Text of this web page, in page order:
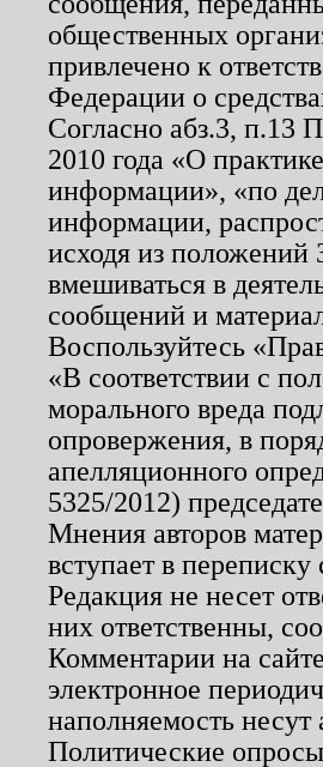
общественных
привлечено к
Федерации о
Согласно абз.3, п.13
2010 года «О
информации», «по
информации,
исходя из положений
вмешиваться в
сообщений и
Воспользуйтесь
«В соответствии с
морального вреда
опровержения, в
апелляционного
5325/2012)
Мнения авторов
вступает в переписку
Редакция не несет
них ответственны,
Комментарии на
электронное
наполняемость несут
Политические